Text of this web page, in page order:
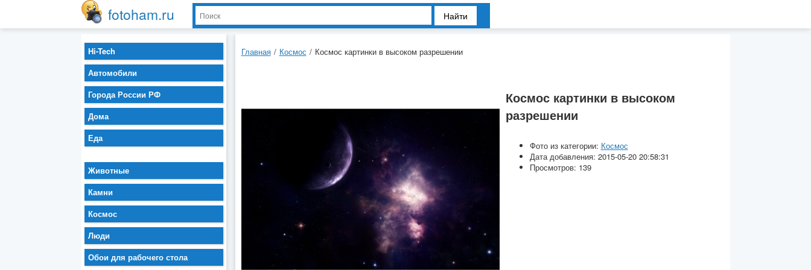
fotoham.ru Найти
Главная / Космос / Космос картинки в высоком разрешении
Космос картинки в высоком
разрешении
Фото из категории: Космос
Дата добавления: 2015-05-20 20:58:31
Просмотров: 139
Hi-Tech
Автомобили
Города России РФ
Дома
Еда
Животные
Камни
Космос
Люди
Обои для рабочего стола